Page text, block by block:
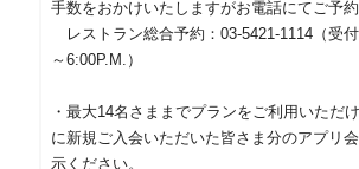
手数をおかけいたしますがお電話にてご予約
レストラン総合予約：03-5421-1114（受
～6:00P.M.）
・最大14名さままでプランをご利用いただ
に新規ご入会いただいた皆さま分のアプリ
示ください。